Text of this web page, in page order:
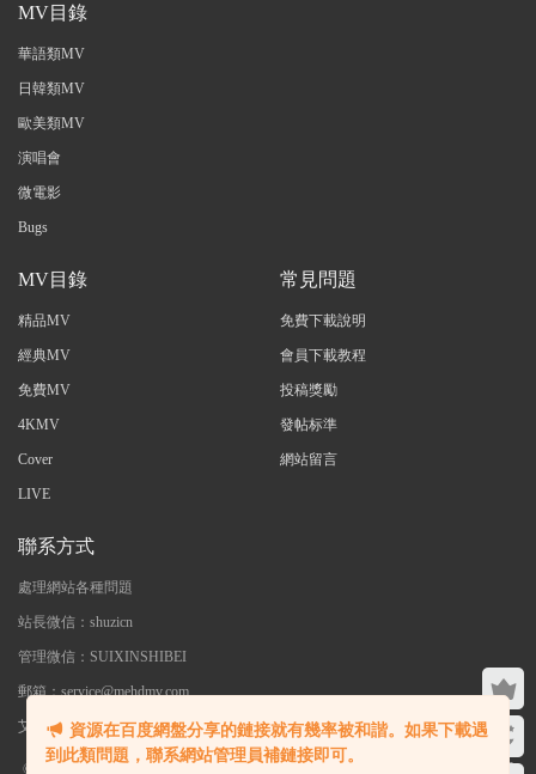
MV目錄
華語類MV
日韓類MV
歐美類MV
演唱會
微電影
Bugs
MV目錄
精品MV
經典MV
免費MV
4KMV
Cover
LIVE
常見問題
免費下載說明
會員下載教程
投稿獎勵
發帖标準
網站留言
聯系方式
處理網站各種問題
站長微信：shuzicn
管理微信：SUIXINSHIBEI
郵箱：service@mehdmv.com
艾木微 - 專注高清無水印MV分享下載
©2023 艾木微 本站内大部分資源收集于網絡，若侵犯了您的合法權益，請聯系
資源在百度網盤分享的鏈接就有幾率被和諧。如果下載遇
到此類問題，聯系網站管理員補鏈接即可。